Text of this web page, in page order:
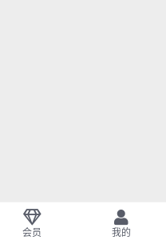
会员 我的